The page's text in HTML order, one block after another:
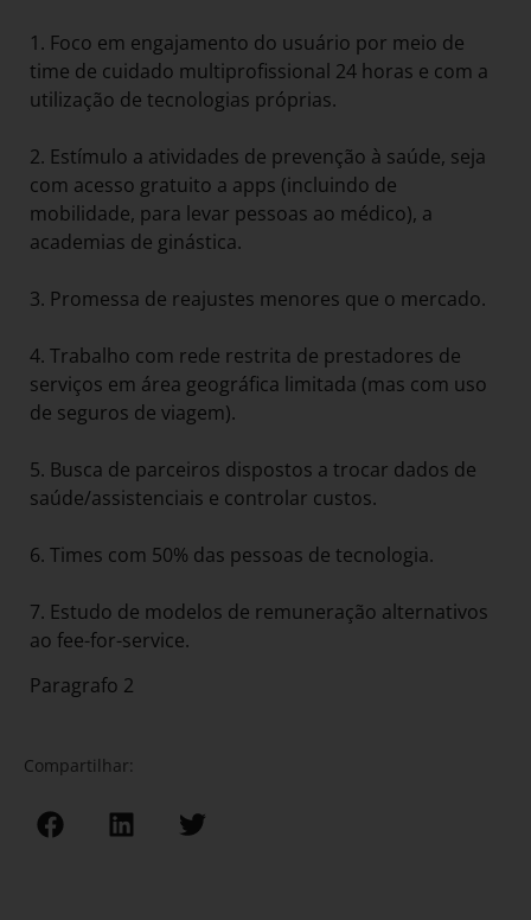
1. Foco em engajamento do usuário por meio de
time de cuidado multiprofissional 24 horas e com a
utilização de tecnologias próprias.
2. Estímulo a atividades de prevenção à saúde, seja
com acesso gratuito a apps (incluindo de
mobilidade, para levar pessoas ao médico), a
academias de ginástica.
3. Promessa de reajustes menores que o mercado.
4. Trabalho com rede restrita de prestadores de
serviços em área geográfica limitada (mas com uso
de seguros de viagem).
5. Busca de parceiros dispostos a trocar dados de
saúde/assistenciais e controlar custos.
6. Times com 50% das pessoas de tecnologia.
7. Estudo de modelos de remuneração alternativos
ao fee-for-service.
Paragrafo 2
Compartilhar: